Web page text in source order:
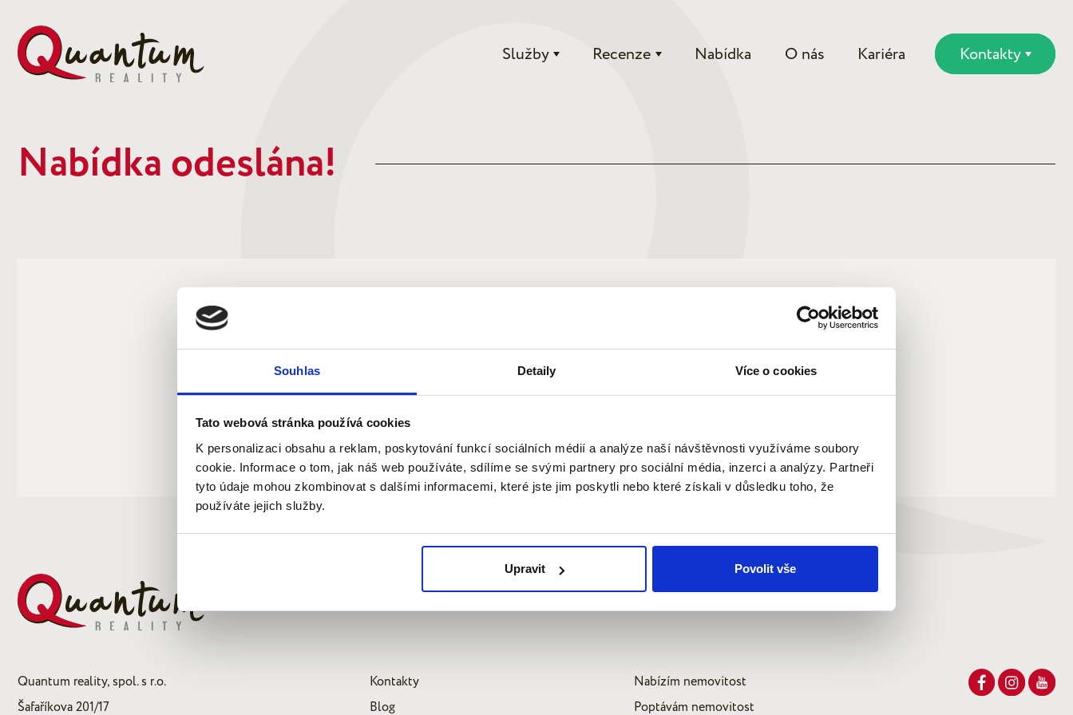
Souhlas Detaily Více o cookies
Tato webová stránka používá cookies
K personalizaci obsahu a reklam, poskytování funkcí sociálních médií a analýze naší návštěvnosti využíváme soubory
cookie. Informace o tom, jak náš web používáte, sdílíme se svými partnery pro sociální média, inzerci a analýzy. Partneři
tyto údaje mohou zkombinovat s dalšími informacemi, které jste jim poskytli nebo které získali v důsledku toho, že
používáte jejich služby.
Upravit Povolit vše
Služby Recenze Nabídka O nás Kariéra Kontakty
Nabídka odeslána!
Vaše nabídka byla úspěšně odeslána! Budeme Vás kontaktovat.
Quantum reality, spol. s r.o.
Šafaříkova 201/17
Kontakty
Blog
Nabízím nemovitost
Poptávám nemovitost